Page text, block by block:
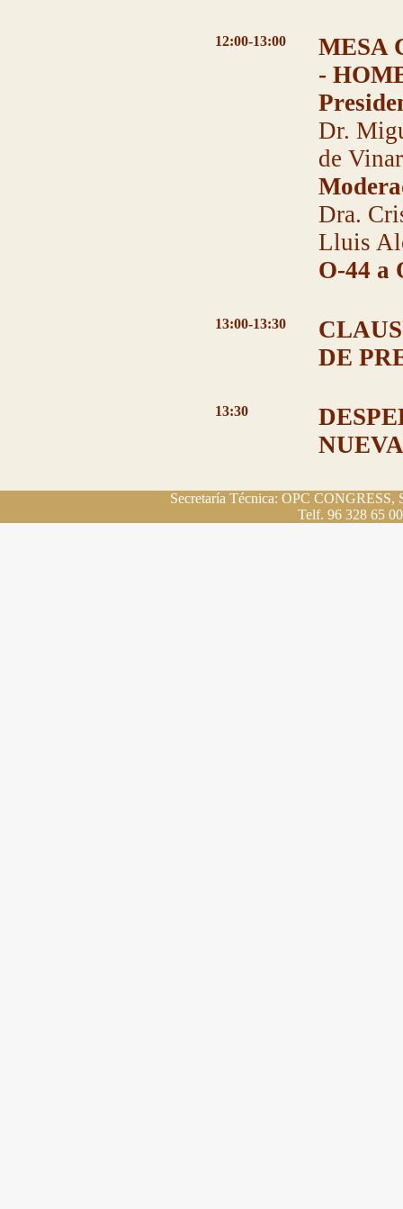
12:00-13:00
MESA
-
Dr.
de
Dra.
Lluis
O-44 a
13:00-13:30
DE
13:30
Secretaría Técnica: OPC
Telf. 96 328 65